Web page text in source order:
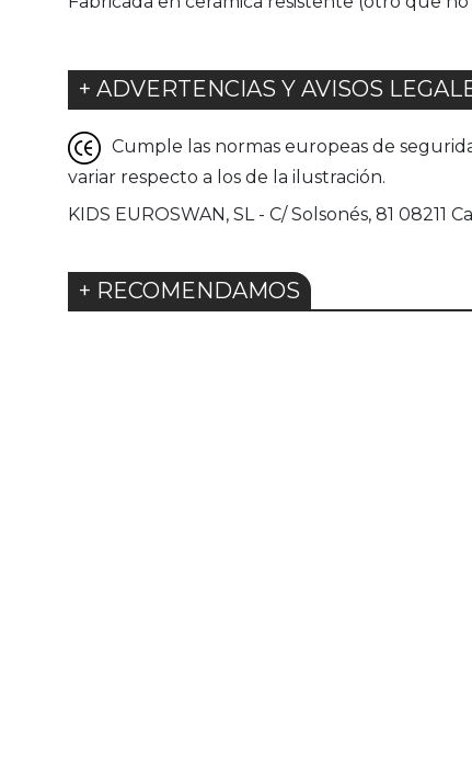
+ ADVERTENCIAS Y AVISOS
Cumple las normas europeas de
variar respecto a los de la ilustración.
KIDS EUROSWAN, SL - C/ Solsonés, 81
+ RECOMENDAMOS